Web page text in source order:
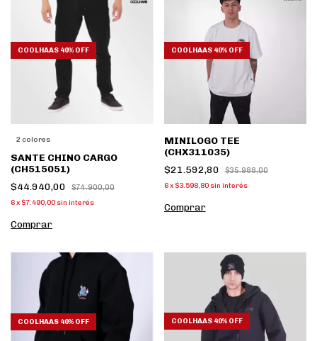
COOLHAAS 40% OFF
2 colores
SANTE CHINO CARGO
(CH515051)
$44.940,00
$74.900,00
6x $7.490,00 sin interés
Comprar
COOLHAAS 40% OFF
MINILOGO TEE
(CHX311035)
$21.592,80
$35.988,00
6 x $3.598,80 sin interés
Comprar
COOLHAAS 40% OFF COOLHAAS 40% OFF